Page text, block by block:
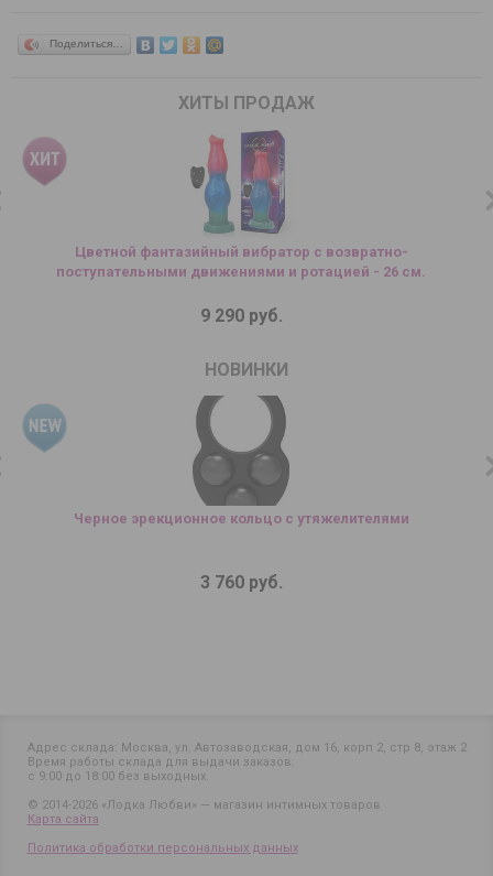
Поделиться…
ХИТЫ ПРОДАЖ
Цветной фантазийный вибратор с возвратно-
поступательными движениями и ротацией - 26 см.
9 290 руб.
НОВИНКИ
Черное эрекционное кольцо с утяжелителями
3 760 руб.
Адрес склада: Москва, ул. Автозаводская, дом 16, корп 2, стр 8, этаж 2
Время работы склада для выдачи заказов:
с 9:00 до 18:00 без выходных.
© 2014-2026 «Лодка Любви» — магазин интимных товаров
Карта сайта
Политика обработки персональных данных